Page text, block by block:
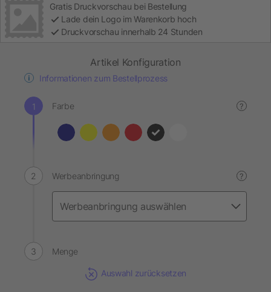
Gratis Druckvorschau bei Bestellung
Lade dein Logo im Warenkorb hoch
Druckvorschau innerhalb 24 Stunden
Artikel Konfiguration
Informationen zum Bestellprozess
Farbe ?
Werbeanbringung ?
Menge
Auswahl zurücksetzen